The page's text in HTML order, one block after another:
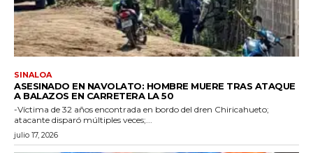
SINALOA
ASESINADO EN NAVOLATO: HOMBRE MUERE TRAS ATAQUE
A BALAZOS EN CARRETERA LA 50
-Víctima de 32 años encontrada en bordo del dren Chiricahueto;
atacante disparó múltiples veces;...
julio 17, 2026